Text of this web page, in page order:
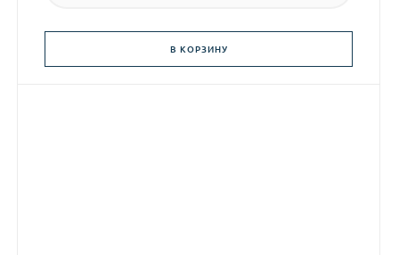
В КОРЗИНУ